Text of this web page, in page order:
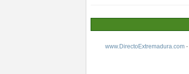
www.DirectoExtremadura.com-